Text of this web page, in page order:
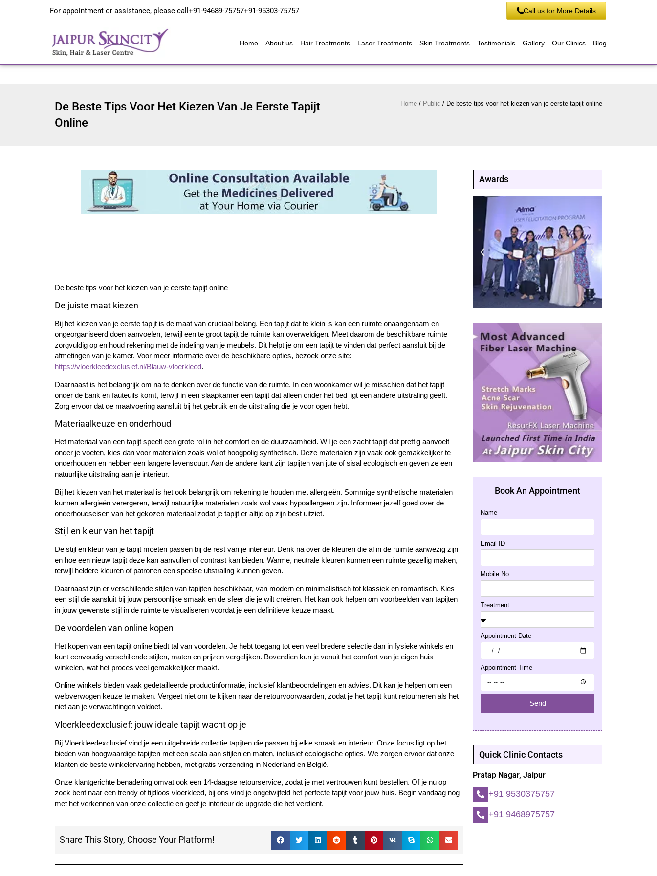
For appointment or assistance, please call +91-94689-75757+91-95303-75757 Call us for More Details
Home About us Hair Treatments Laser Treatments Skin Treatments Testimonials Gallery Our Clinics Blog
De Beste Tips Voor Het Kiezen Van Je Eerste Tapijt
Online
Home / Public / De beste tips voor het kiezen van je eerste tapijt online
De beste tips voor het kiezen van je eerste tapijt online
De juiste maat kiezen
Bij het kiezen van je eerste tapijt is de maat van cruciaal belang. Een tapijt dat te klein is kan een ruimte onaangenaam en
ongeorganiseerd doen aanvoelen, terwijl een te groot tapijt de ruimte kan overweldigen. Meet daarom de beschikbare ruimte
zorgvuldig op en houd rekening met de indeling van je meubels. Dit helpt je om een tapijt te vinden dat perfect aansluit bij de
afmetingen van je kamer. Voor meer informatie over de beschikbare opties, bezoek onze site:
https://vloerkleedexclusief.nl/Blauw-vloerkleed.
Daarnaast is het belangrijk om na te denken over de functie van de ruimte. In een woonkamer wil je misschien dat het tapijt
onder de bank en fauteuils komt, terwijl in een slaapkamer een tapijt dat alleen onder het bed ligt een andere uitstraling geeft.
Zorg ervoor dat de maatvoering aansluit bij het gebruik en de uitstraling die je voor ogen hebt.
Materiaalkeuze en onderhoud
Het materiaal van een tapijt speelt een grote rol in het comfort en de duurzaamheid. Wil je een zacht tapijt dat prettig aanvoelt
onder je voeten, kies dan voor materialen zoals wol of hoogpolig synthetisch. Deze materialen zijn vaak ook gemakkelijker te
onderhouden en hebben een langere levensduur. Aan de andere kant zijn tapijten van jute of sisal ecologisch en geven ze een
natuurlijke uitstraling aan je interieur.
Bij het kiezen van het materiaal is het ook belangrijk om rekening te houden met allergieën. Sommige synthetische materialen
kunnen allergieën verergeren, terwijl natuurlijke materialen zoals wol vaak hypoallergeen zijn. Informeer jezelf goed over de
onderhoudseisen van het gekozen materiaal zodat je tapijt er altijd op zijn best uitziet.
Stijl en kleur van het tapijt
De stijl en kleur van je tapijt moeten passen bij de rest van je interieur. Denk na over de kleuren die al in de ruimte aanwezig zijn
en hoe een nieuw tapijt deze kan aanvullen of contrast kan bieden. Warme, neutrale kleuren kunnen een ruimte gezellig maken,
terwijl heldere kleuren of patronen een speelse uitstraling kunnen geven.
Daarnaast zijn er verschillende stijlen van tapijten beschikbaar, van modern en minimalistisch tot klassiek en romantisch. Kies
een stijl die aansluit bij jouw persoonlijke smaak en de sfeer die je wilt creëren. Het kan ook helpen om voorbeelden van tapijten
in jouw gewenste stijl in de ruimte te visualiseren voordat je een definitieve keuze maakt.
De voordelen van online kopen
Het kopen van een tapijt online biedt tal van voordelen. Je hebt toegang tot een veel bredere selectie dan in fysieke winkels en
kunt eenvoudig verschillende stijlen, maten en prijzen vergelijken. Bovendien kun je vanuit het comfort van je eigen huis
winkelen, wat het proces veel gemakkelijker maakt.
Online winkels bieden vaak gedetailleerde productinformatie, inclusief klantbeoordelingen en advies. Dit kan je helpen om een
weloverwogen keuze te maken. Vergeet niet om te kijken naar de retourvoorwaarden, zodat je het tapijt kunt retourneren als het
niet aan je verwachtingen voldoet.
Vloerkleedexclusief: jouw ideale tapijt wacht op je
Bij Vloerkleedexclusief vind je een uitgebreide collectie tapijten die passen bij elke smaak en interieur. Onze focus ligt op het
bieden van hoogwaardige tapijten met een scala aan stijlen en maten, inclusief ecologische opties. We zorgen ervoor dat onze
klanten de beste winkelervaring hebben, met gratis verzending in Nederland en België.
Onze klantgerichte benadering omvat ook een 14-daagse retourservice, zodat je met vertrouwen kunt bestellen. Of je nu op
zoek bent naar een trendy of tijdloos vloerkleed, bij ons vind je ongetwijfeld het perfecte tapijt voor jouw huis. Begin vandaag nog
met het verkennen van onze collectie en geef je interieur de upgrade die het verdient.
Share This Story, Choose Your Platform!
Awards
Book An Appointment
Name
Email ID
Mobile No.
Treatment
Appointment Date
Appointment Time
Send
Quick Clinic Contacts
Pratap Nagar, Jaipur
+91 9530375757
+91 9468975757